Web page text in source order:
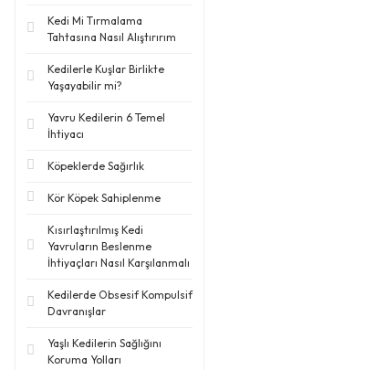
Kedi Mi Tırmalama
Tahtasına Nasıl Alıştırırım
Kedilerle Kuşlar Birlikte
Yaşayabilir mi?
Yavru Kedilerin 6 Temel
İhtiyacı
Köpeklerde Sağırlık
Kör Köpek Sahiplenme
Kısırlaştırılmış Kedi
Yavruların Beslenme
İhtiyaçları Nasıl Karşılanmalı
Kedilerde Obsesif Kompulsif
Davranışlar
Yaşlı Kedilerin Sağlığını
Koruma Yolları